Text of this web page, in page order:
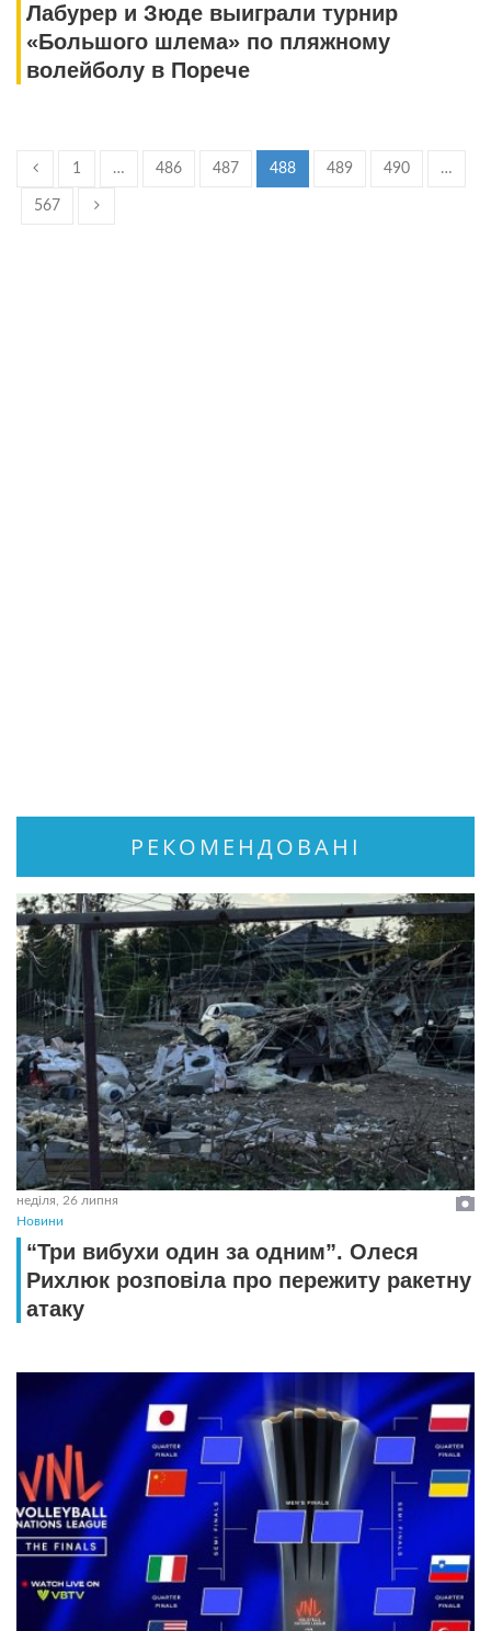
Лабурер и Зюде выиграли турнир
«Большого шлема» по пляжному
волейболу в Порече
1 … 486 487 488 489 490 …
567
РЕКОМЕНДОВАНІ
неділя, 26 липня
Новини
“Три вибухи один за одним”. Олеся
Рихлюк розповіла про пережиту ракетну
атаку